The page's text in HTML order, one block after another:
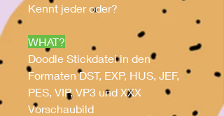
Kennt jeder oder?
WHAT?
Doodle Stickdatei in den
Formaten DST, EXP, HUS, JEF,
PES, VIP, VP3 und XXX
Vorschaubild